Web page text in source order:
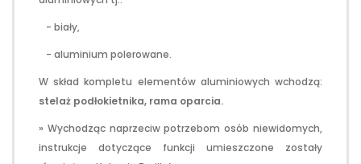
- biały,
- aluminium polerowane.
W skład kompletu elementów aluminiowych wchodzą:
stelaż podłokietnika, rama oparcia.
» Wychodząc naprzeciw potrzebom osób niewidomych,
instrukcje dotyczące funkcji umieszczone zostały